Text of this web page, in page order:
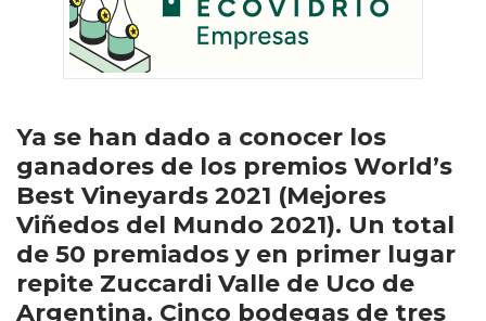
Ya se han dado a conocer los
ganadores de los premios World’s
Best Vineyards 2021 (Mejores
Viñedos del Mundo 2021). Un total
de 50 premiados y en primer lugar
repite Zuccardi Valle de Uco de
Argentina. Cinco bodegas de tres